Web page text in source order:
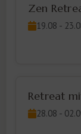
Zen
19.08 -
Retreat
28.08 -